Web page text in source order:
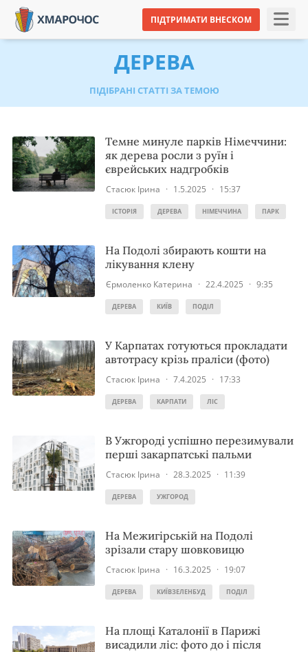
ПІДТРИМАТИ ВНЕСКОМ
ДЕРЕВА
ПІДІБРАНІ СТАТТІ ЗА ТЕМОЮ
Темне минуле парків Німеччини:
як дерева росли з руїн і
єврейських надгробків
Стасюк Ірина · 1.5.2025 · 15:37
ІСТОРІЯ ДЕРЕВА НІМЕЧЧИНА ПАРК
На Подолі збирають кошти на
лікування клену
Єрмоленко Катерина · 22.4.2025 · 9:35
ДЕРЕВА КИЇВ ПОДІЛ
У Карпатах готуються прокладати
автотрасу крізь праліси (фото)
Стасюк Ірина · 7.4.2025 · 17:33
ДЕРЕВА КАРПАТИ ЛІС
В Ужгороді успішно перезимували
перші закарпатські пальми
Стасюк Ірина · 28.3.2025 · 11:39
ДЕРЕВА УЖГОРОД
На Межигірській на Подолі
зрізали стару шовковицю
Стасюк Ірина · 16.3.2025 · 19:07
ДЕРЕВА КИЇВЗЕЛЕНБУД ПОДІЛ
На площі Каталонії в Парижі
висадили ліс: фото до і після